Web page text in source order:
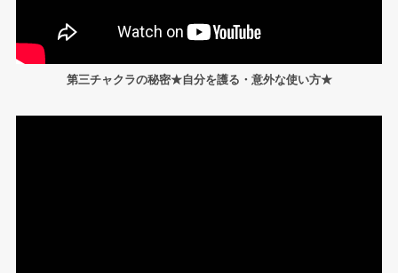
第三チャクラの秘密★自分を護る・意外な使い方★